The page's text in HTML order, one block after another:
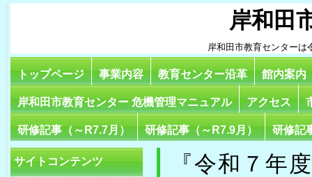
岸和田
岸和田市教育センターは
トップページ 事業内容 教育センター沿革 館内案内
岸和田市教育センター 危機管理マニュアル アクセス
研修記事（～R7.7月） 研修記事（～R7.9月） 研修記
サイトコンテンツ 『令和７年